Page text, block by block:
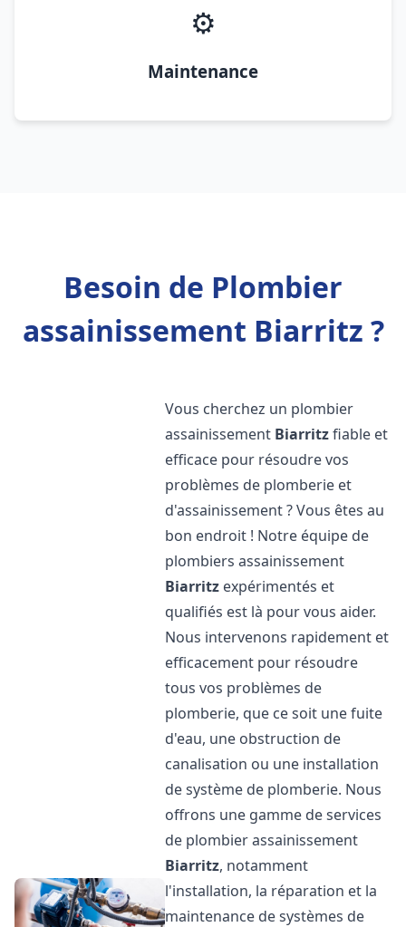
⚙️
Maintenance
Besoin de Plombier
assainissement Biarritz ?
Vous cherchez un plombier
assainissement Biarritzfiable et
efficace pour résoudre vos
problèmes de plomberie et
d'assainissement ? Vous êtes au
bon endroit ! Notre équipe de
plombiers assainissement
Biarritz expérimentés et
qualifiés est là pour vous aider.
Nous intervenons rapidement et
efficacement pour résoudre
tous vos problèmes de
plomberie, que ce soit une fuite
d'eau, une obstruction de
canalisation ou une installation
de système de plomberie. Nous
offrons une gamme de services
de plombier assainissement
Biarritz, notamment
l'installation, la réparation et la
maintenance de systèmes de